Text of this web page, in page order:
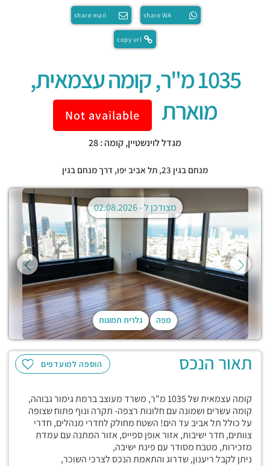
share WA
share mail
copy url
1035 מ"ר, קומה עצמאית,
מוארת
Not available
מגדל לוינשטיין, קומה : 28
מנחם בגין 23, תל אביב יפו, דרך מנחם בגין
מפה גלרית תמונות
מצודכן ל -02.08.2026
הוספה למועדפים תאור הנכס
קומה עצמאית של 1035 מ"ר, משרד מעוצב ברמת גימור גבוהה,
קומה עשרים ושמונה עם חלונות רצפה- תקרה ונוף פתוח שצופה
על כולל תל אביב עד הים! השטח מחולק לחדרי מנהלים, חדרי
צוותים, חדר ישיבות, אזור אופן ספייס, אזור המתנה עם עמדת
מזכירות, מטבח מסודר עם פינת ישיבה,
ניתן לקבל ריענון, שדרוג והתאמת הנכס לצרכי השוכר,